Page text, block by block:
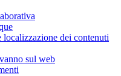
localizzazione dei contenuti
sul web